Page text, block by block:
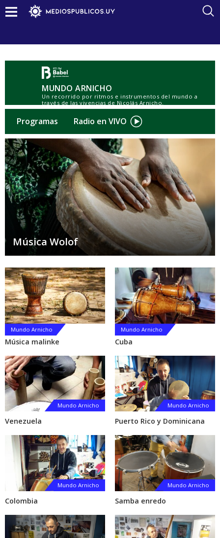
MUNDO ARNICHO
Un recorrido por ritmos e instrumentos del mundo a
través de las vivencias de Nicolás Arnicho.
Sábados 11 hs. y miércoles 17 hs. I Conducción: Nicolás
Arnicho. Producción: Nicolás Arnicho y Pablo Zerboni.
Programas Radio en VIVO
Música Wolof
Mundo Arnicho
Música malinke
Mundo Arnicho
Cuba
Mundo Arnicho
Venezuela
Mundo Arnicho
Puerto Rico y Dominicana
Mundo Arnicho
Colombia
Mundo Arnicho
Samba enredo